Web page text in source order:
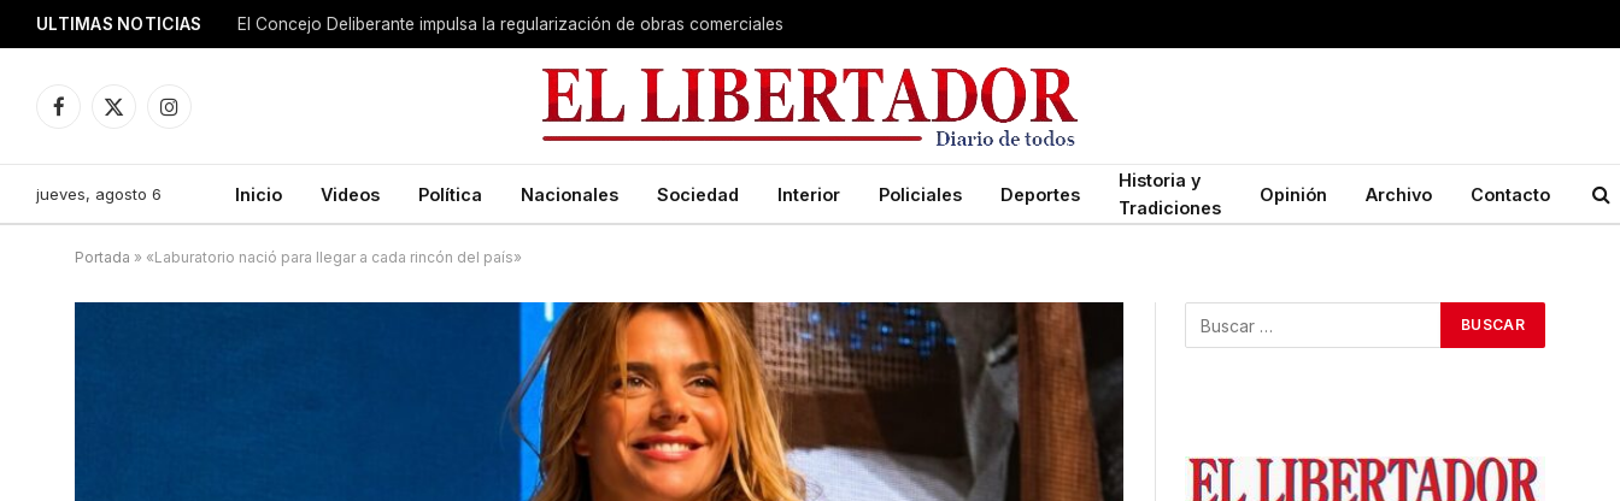
ULTIMAS NOTICIAS El Concejo Deliberante impulsa la regularización de obras comerciales
Facebook
X
Instagram
jueves, agosto 6 Inicio Videos Política Nacionales Sociedad Interior Policiales Deportes
Historia y
Tradiciones
Opinión Archivo Contacto
Portada » «Laburatorio nació para llegar a cada rincón del país»